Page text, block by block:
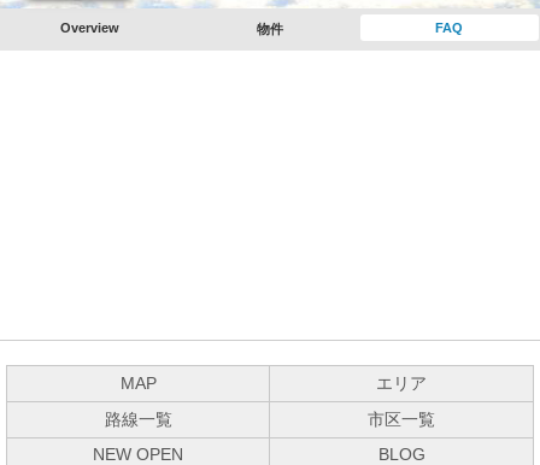
Overview 物件 FAQ
MAP
エリア
路線一覧
市区一覧
NEW OPEN
BLOG